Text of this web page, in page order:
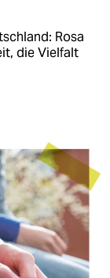
Rosa
die Vielfalt